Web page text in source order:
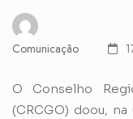
Comunicação
O Conselho
(CRCGO) doou,